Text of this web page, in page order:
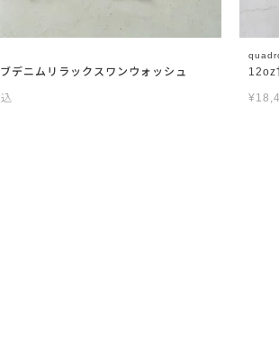
デニムリラックスワンウォッシュ 12oz
¥